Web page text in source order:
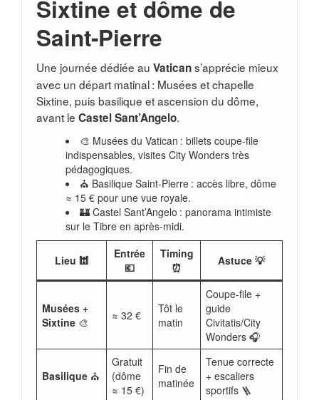
Sixtine et dôme de
Saint-Pierre
Une journée dédiée au Vaticans’apprécie mieux
avec un départ matinal : Musées et chapelle
Sixtine, puis basilique et ascension du dôme,
avant le Castel Sant’Angelo.
🎨 Musées du Vatican : billets coupe-file
indispensables, visites City Wonders très
pédagogiques.
⛪ Basilique Saint-Pierre : accès libre, dôme
≈ 15 € pour une vue royale.
🏰 Castel Sant’Angelo : panorama intimiste
sur le Tibre en après-midi.
Lieu 🕍
Entrée
💶
Timing
⏰
Astuce 💡
Musées +
Sixtine 🎨 ≈ 32 €
Tôt le
matin
Coupe-file +
guide
Civitatis/City
Wonders 🎧
Basilique ⛪
Gratuit
(dôme
≈ 15 €)
Fin de
matinée
Tenue correcte
+ escaliers
sportifs 🪜